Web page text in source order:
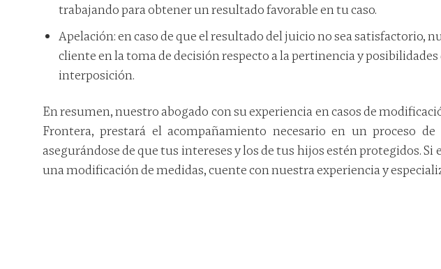
trabajando para obtener un resultado favorable en tu caso.
Apelación: en caso de que el resultado del juicio no sea satisfactorio,
cliente en la toma de decisión respecto a la pertinencia y
interposición.
En resumen, nuestro abogado con su experiencia en casos de
Frontera, prestará el acompañamiento necesario en un proceso
asegurándose de que tus intereses y los de tus hijos estén protegidos.
una modificación de medidas, cuente con nuestra experiencia y